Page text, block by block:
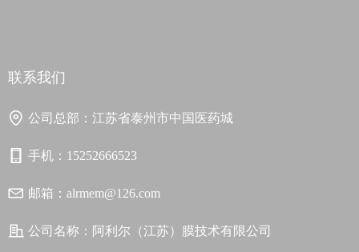
联系我们
公司总部： 江苏省泰州市中国医药城
手机： 15252666523
邮箱： alrmem@126.com
公司名称： 阿利尔（江苏）膜技术有限公司